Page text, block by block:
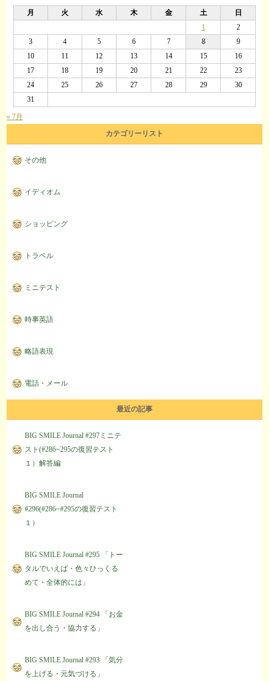
月 火 水 木 金 土
日
1
2
3
4 5 6 7 8
9
10
11 12 13 14 15
16
17
18 19 20 21 22
23
24
25 26 27 28 29
30
31
« 7月
カテゴリーリスト
その他
イディオム
ショッピング
トラベル
ミニテスト
時事英語
略語表現
電話・メール
最近の記事
BIG SMILE Journal #297ミニテ
スト(#286~295の復習テスト
１）解答編
BIG SMILE Journal
#296(#286~#295の復習テスト
１）
BIG SMILE Journal #295 「トー
タルでいえば・色々ひっくる
めて・全体的には」
BIG SMILE Journal #294 「お金
を出し合う・協力する」
BIG SMILE Journal #293 「気分
を上げる・元気づける」